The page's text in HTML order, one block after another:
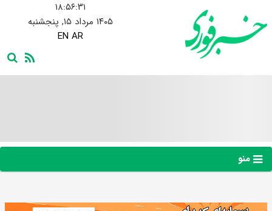
۱۸:۵۶:۳۲
۱۴۰۵ مرداد ۱۵, پنجشنبه
EN AR
منو